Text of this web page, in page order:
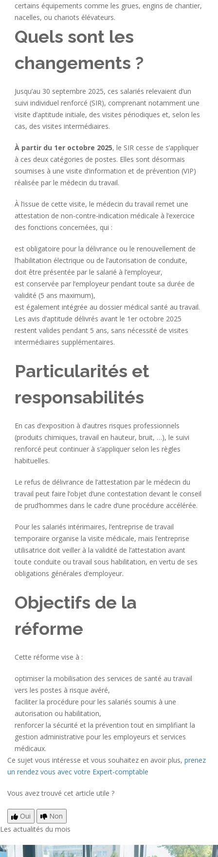
certains équipements comme les grues, engins de chantier,
nacelles, ou chariots élévateurs.
Quels sont les
changements ?
Jusqu’au 30 septembre 2025, ces salariés relevaient d’un
suivi individuel renforcé (SIR), comprenant notamment une
visite d’aptitude initiale, des visites périodiques et, selon les
cas, des visites intermédiaires.
À partir du 1er octobre 2025, le SIR cesse de s’appliquer
à ces deux catégories de postes. Elles sont désormais
soumises à une visite d’information et de prévention (VIP)
réalisée par le médecin du travail.
À l’issue de cette visite, le médecin du travail remet une
attestation de non-contre-indication médicale à l’exercice
des fonctions concernées, qui :
est obligatoire pour la délivrance ou le renouvellement de
l’habilitation électrique ou de l’autorisation de conduite,
doit être présentée par le salarié à l’employeur,
est conservée par l’employeur pendant toute sa durée de
validité (5 ans maximum),
est également intégrée au dossier médical santé au travail.
Les avis d’aptitude délivrés avant le 1er octobre 2025
restent valides pendant 5 ans, sans nécessité de visites
intermédiaires supplémentaires.
Particularités et
responsabilités
En cas d’exposition à d’autres risques professionnels
(produits chimiques, travail en hauteur, bruit, …), le suivi
renforcé peut continuer à s’appliquer selon les règles
habituelles.
Le refus de délivrance de l’attestation par le médecin du
travail peut faire l’objet d’une contestation devant le conseil
de prud’hommes dans le cadre d’une procédure accélérée.
Pour les salariés intérimaires, l’entreprise de travail
temporaire organise la visite médicale, mais l’entreprise
utilisatrice doit veiller à la validité de l’attestation avant
toute conduite ou travail sous habilitation, en vertu de ses
obligations générales d’employeur.
Objectifs de la
réforme
Cette réforme vise à :
optimiser la mobilisation des services de santé au travail
vers les postes à risque avéré,
faciliter la procédure pour les salariés soumis à une
autorisation ou habilitation,
renforcer la sécurité et la prévention tout en simplifiant la
gestion administrative pour les employeurs et services
médicaux.
Ce sujet vous intéresse et vous souhaitez en avoir plus, prenez
un rendez vous avec votre Expert-comptable
Vous avez trouvé cet article utile ?
Oui
Non
Les actualités du mois